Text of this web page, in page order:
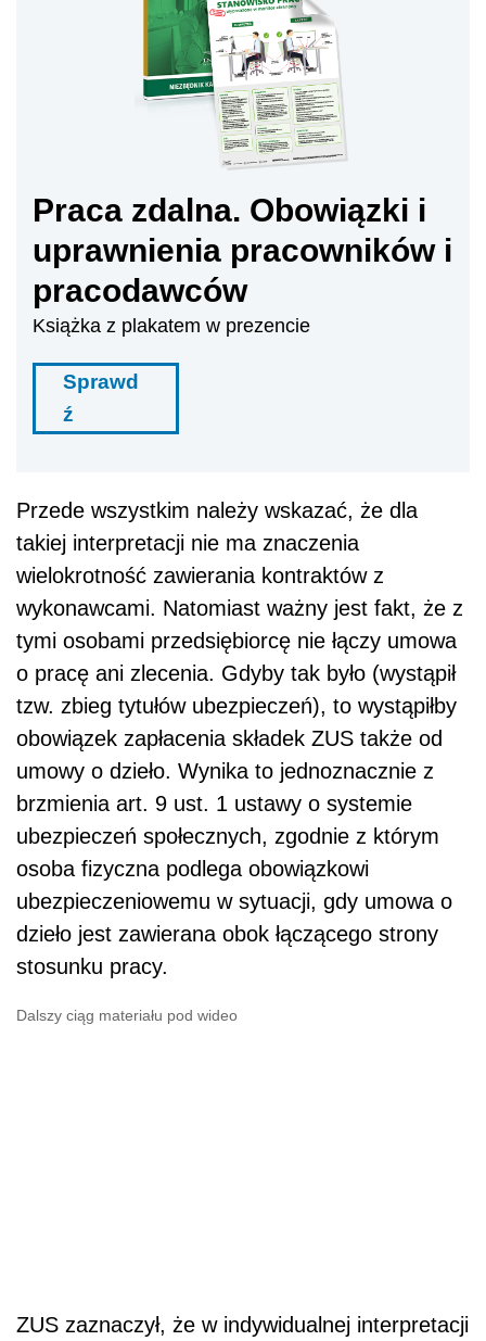
Praca zdalna. Obowiązki i
uprawnienia pracowników i
pracodawców
Książka z plakatem w prezencie
Sprawd
ź
Przede wszystkim należy wskazać, że dla
takiej interpretacji nie ma znaczenia
wielokrotność zawierania kontraktów z
wykonawcami. Natomiast ważny jest fakt, że z
tymi osobami przedsiębiorcę nie łączy umowa
o pracę ani zlecenia. Gdyby tak było (wystąpił
tzw. zbieg tytułów ubezpieczeń), to wystąpiłby
obowiązek zapłacenia składek ZUS także od
umowy o dzieło. Wynika to jednoznacznie z
brzmienia art. 9 ust. 1 ustawy o systemie
ubezpieczeń społecznych, zgodnie z którym
osoba fizyczna podlega obowiązkowi
ubezpieczeniowemu w sytuacji, gdy umowa o
dzieło jest zawierana obok łączącego strony
stosunku pracy.
Dalszy ciąg materiału pod wideo
ZUS zaznaczył, że w indywidualnej interpretacji